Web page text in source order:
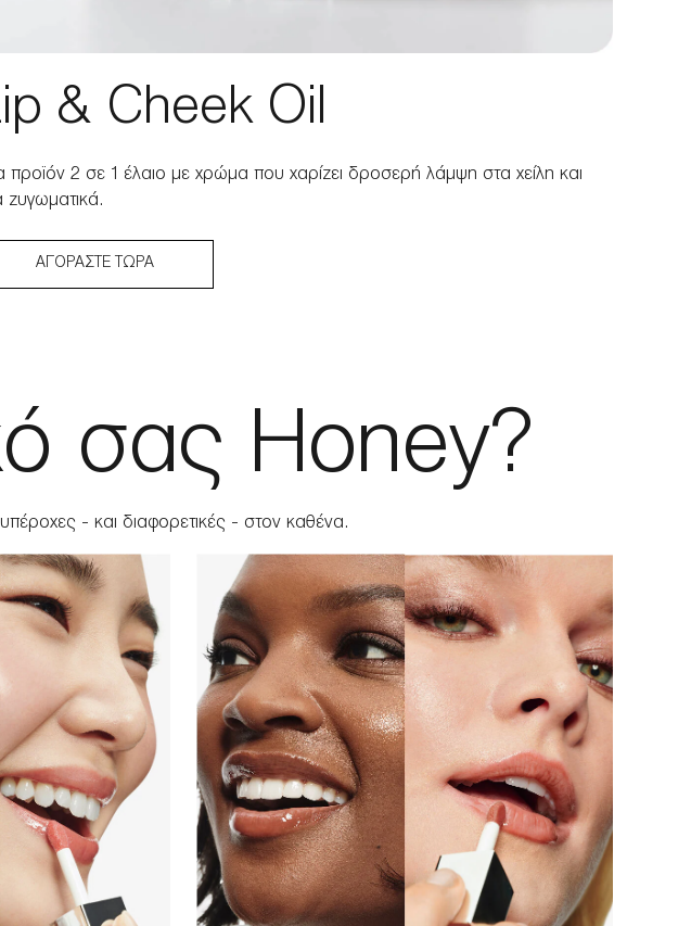
& Cheek Oil
προϊόν 2 σε 1 έλαιο με χρώμα που χαρίζει δροσερή λάμψη στα χείλη και
ζυγωματικά.
ΑΓΟΡΆΣΤΕ ΤΏΡΑ
σας Honey?
- και διαφορετικές - στον καθένα.